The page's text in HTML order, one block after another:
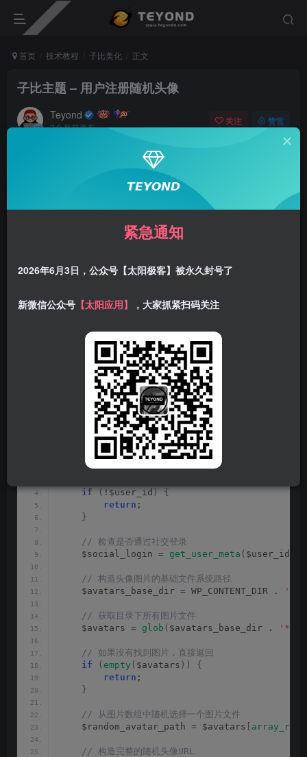
首页 技术教程 子比美化 正文
子比主题 – 用户注册随机头像
Teyond
2个月前更新
关注 赞赏
，系统默认的很单一，丰
将下面的代码添加到
/wp-
content/themes/zibll/functions.php 或者
，然后将需要随机的头像素材上传到 /wp-
content/uploads/tx/ 目录下
/* 用户注册随机头像 */
function zib2_sign_in($user_id
if (!$user_id) {
return ;
}
// 检查是否通过社交登录
    $social_login =
get_user_meta ( $user_id,
// 构造头像图片的基础文件系统路径
    $avatars_base_dir = WP_CONTENT_DIR .
'/
// 获取目录下所有图片文件
    $avatars =
glob ( $avatars_base_dir .
// 如果没有找到图片，直接返回
if
( empty ( $avatars ))
{
return ;
}
// 从图片数组中随机选择一个图片文件
    $random_avatar_path = $avatars
[ array_rand
// 构造完整的随机头像URL
𝙏𝙀𝙔𝙊𝙉𝘿
紧急通知
2026年6月3日，公众号【太阳极客】被永久封号了
新微信公众号 【太阳应用】 ，大家抓紧扫码关注